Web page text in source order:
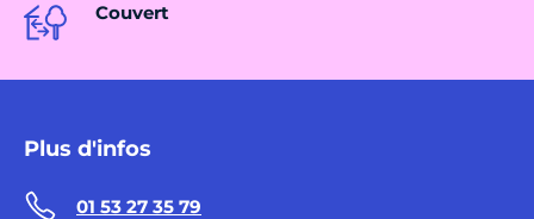
Couvert
Plus d'infos
01 53 27 35 79